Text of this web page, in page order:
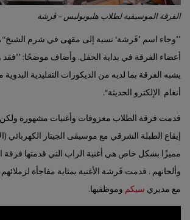
الفرقة الموسيقية لطلاب هليوبوليس – فَرشة
’’وجاء اسم ’فَرشة‘ نسبة إلى مقهى في شرم
أعضاء الفرقة في بداية الحفل. وأضاف موضحًا: ’’فقد
يشبه الفرقة بما لديه من الديكورات التقليدية
أنغام الإلكترو الحديثة‘‘.
قدمت فرقة الطلاب معزوفات وأغنيات مشهورة ولكن
إيقاع الطبلة الشرقي مع موسيقى الجيتار الكهربائي
مميزًا بشكل خاص هي أغنية الراب التي قدمتها فرقة
وألحانهم . قدمت فَرشة الأغنية بمثابة مفاجأة
مع مديري سيكم وموظفيها.